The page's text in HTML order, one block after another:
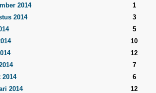
2014
1
2014
3
5
10
12
7
2014
6
2014
12